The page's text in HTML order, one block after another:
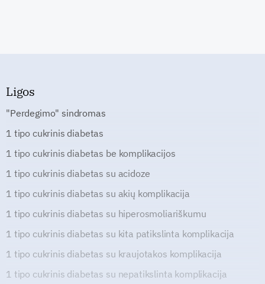
Ligos
"Perdegimo" sindromas
1 tipo cukrinis diabetas
1 tipo cukrinis diabetas be komplikacijos
1 tipo cukrinis diabetas su acidoze
1 tipo cukrinis diabetas su akių komplikacija
1 tipo cukrinis diabetas su hiperosmoliariškumu
1 tipo cukrinis diabetas su kita patikslinta komplikacija
1 tipo cukrinis diabetas su kraujotakos komplikacija
1 tipo cukrinis diabetas su nepatikslinta komplikacija